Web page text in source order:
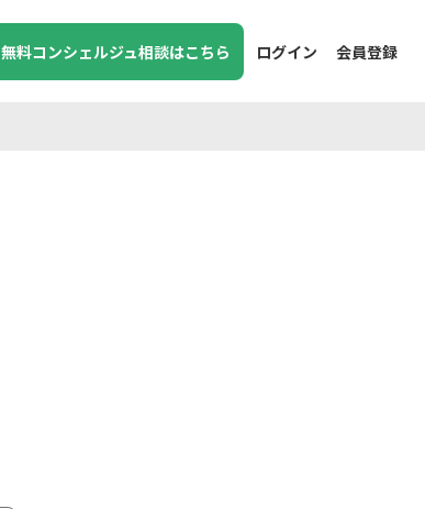
無料コンシェルジュ相談はこちら ログイン 会員登録